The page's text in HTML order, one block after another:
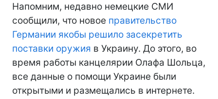
Напомним, недавно немецкие СМИ
сообщили, что новое правительство
Германии якобы решило засекретить
поставки оружия в Украину. До этого, во
время работы канцелярии Олафа Шольца,
все данные о помощи Украине были
открытыми и размещались в интернете.